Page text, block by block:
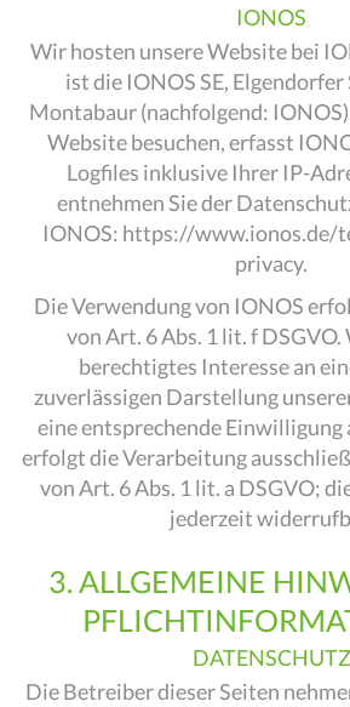
IONOS
Wir hosten unsere Website bei
ist die IONOS SE,
Montabaur (nachfolgend:
Website besuchen, erfasst
Logfiles inklusive Ihrer IP-
entnehmen Sie der
IONOS: https://www.ionos.de/
privacy.
Die Verwendung von IONOS
von Art. 6 Abs. 1 lit. f DSGVO.
berechtigtes Interesse an
zuverlässigen Darstellung
eine entsprechende Einwilligung
erfolgt die Verarbeitung
von Art. 6 Abs. 1 lit. a DSGVO;
jederzeit
3. ALLGEMEINE
DATENSCHUTZ
Die Betreiber dieser Seiten